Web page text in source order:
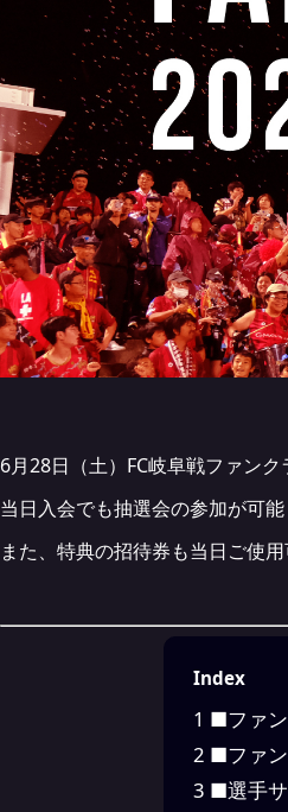
6月28日（土）FC岐阜戦ファンク
当日入会でも抽選会の参加が可
また、特典の招待券も当日ご使
Index
1 ■ファン
2 ■ファン
3 ■選手サ